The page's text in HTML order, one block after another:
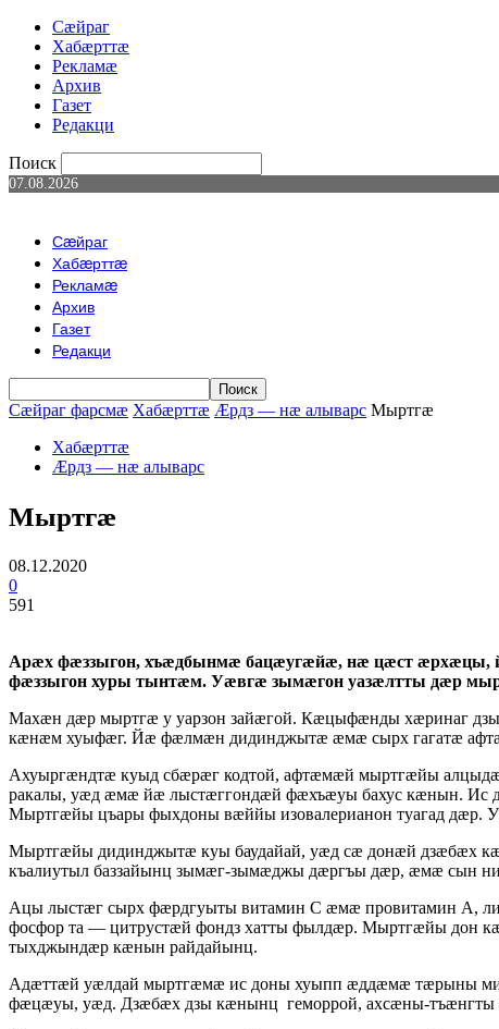
Сæйраг
Хабæрттæ
Рекламæ
Архив
Газет
Редакци
Поиск
07.08.2026
Сæйраг
Хабæрттæ
Рекламæ
Архив
Газет
Редакци
Сæйраг фарсмæ Хабæрттæ Æрдз — нæ алыварс Мыртгӕ
Хабæрттæ
Æрдз — нæ алыварс
Мыртгӕ
08.12.2020
0
591
Арӕх фӕззыгон, хъӕдбынмӕ бацӕугӕйӕ, нӕ цӕст
фӕззыгон хуры тынтӕм. Уӕвгӕ зымӕгон уазӕлтты дӕр
Махӕн дӕр мыртгӕ у уарзон зайӕгой. Кӕцыфӕнды хӕринаг
кӕнӕм хуыфӕг. Йӕ фӕлмӕн дидинджытӕ ӕмӕ сырх гагатӕ
Ахуыргӕндтӕ куыд сбӕрӕг кодтой, афтӕмӕй мыртгӕйы
ракалы, уӕд ӕмӕ йӕ лыстӕггондӕй фӕхъӕуы бахус кӕнын. Ис
Мыртгӕйы цъары фыхдоны вӕййы изовалерианон туагад
Мыртгӕйы дидинджытӕ куы баудайай, уӕд сӕ донӕй дзӕбӕх
къалиутыл баззайынц зымӕг-зымӕджы дӕргъы дӕр, ӕмӕ сын
Ацы лыстӕг сырх фӕрдгуыты витамин С ӕмӕ провитамин А,
фосфор та — цитрустӕй фондз хатты фылдӕр. Мыртгӕйы дон
тыхджындӕр кӕнын райдайынц.
Адӕттӕй уӕлдай мыртгӕмӕ ис доны хуыпп ӕддӕмӕ тӕрыны
фӕцӕуы, уӕд. Дзӕбӕх дзы кӕнынц геморрой, ахсӕны-